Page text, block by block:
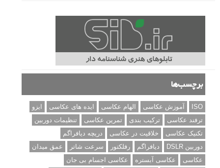
برچسب‌ها
ISO آموزش عکاسی الهام عکاسی ایده های عکاسی
ایزو
ترفند عکاسی
ترکیب بندی تمرین عکاسی
تنظیمات دوربین
تکنیک عکاسی
خلاقیت در عکاسی
دریچه دیافراگم
دوربین DSLR
دیافراگم رفلکتور سرعت شاتر
عمق میدان
عکاسی
عکاسی آبستره
عکاسی اجسام بی جان